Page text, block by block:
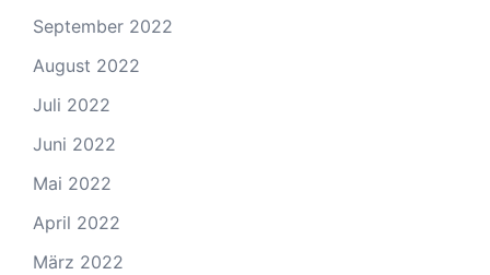
September 2022
August 2022
Juli 2022
Juni 2022
Mai 2022
April 2022
März 2022